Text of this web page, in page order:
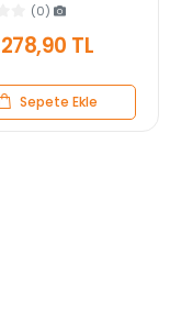
Kulplu Espresso Cam
(0)
278,90 TL
Sepete Ekle